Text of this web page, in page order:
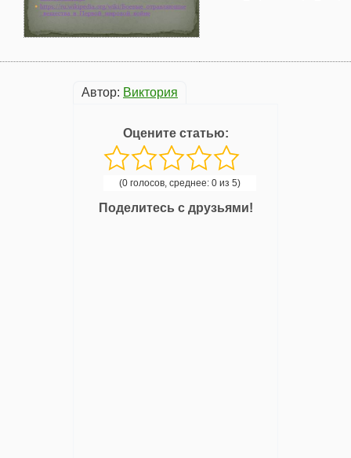
Автор: Виктория
Оцените статью:
(0 голосов, среднее: 0 из 5)
Поделитесь с друзьями!